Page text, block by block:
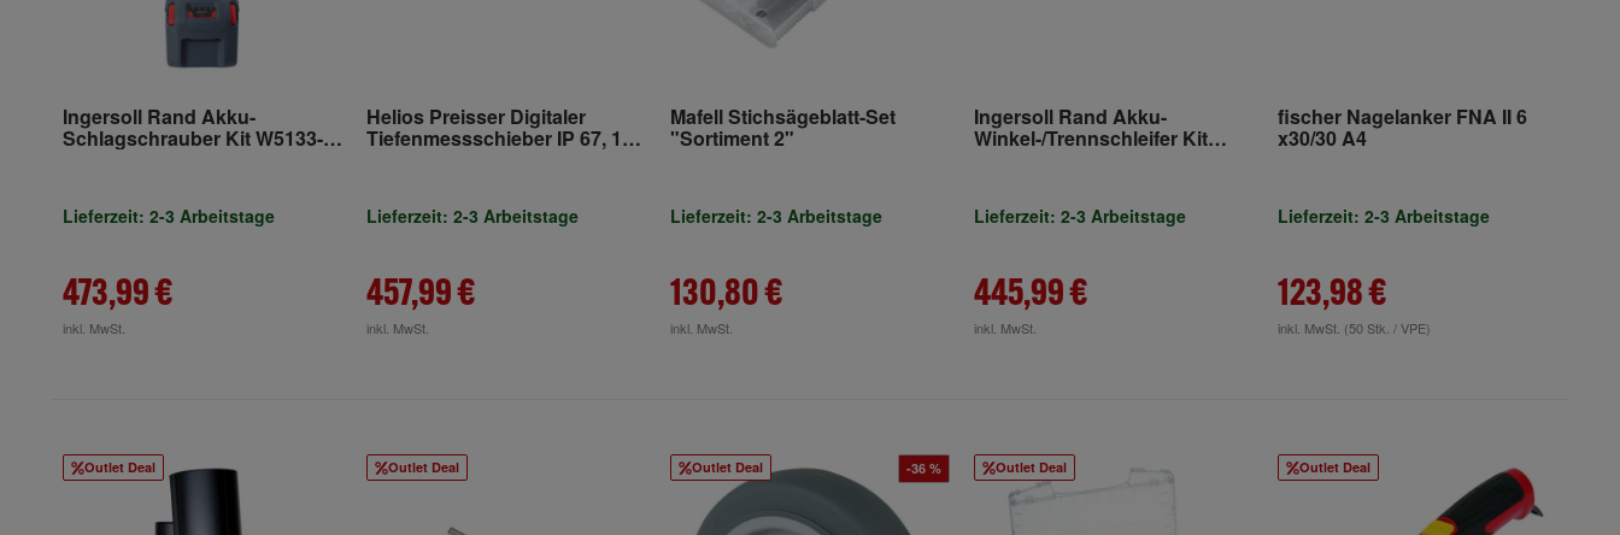
Ingersoll Rand Akku-
Schlagschrauber Kit W5133-
Lieferzeit: 2-3 Arbeitstage
473,99 €
inkl. MwSt.
Helios Preisser Digitaler
Tiefenmessschieber IP 67, 150
Lieferzeit: 2-3 Arbeitstage
457,99 €
inkl. MwSt.
Mafell Stichsägeblatt-Set
"Sortiment 2"
Lieferzeit: 2-3 Arbeitstage
130,80 €
inkl. MwSt.
Ingersoll Rand Akku-
Winkel-/Trennschleifer Kit
Lieferzeit: 2-3 Arbeitstage
445,99 €
inkl. MwSt.
fischer Nagelanker FNA II 6
x30/30 A4
Lieferzeit: 2-3 Arbeitstage
123,98 €
inkl. MwSt. (50 Stk. / VPE)
Outlet Deal Outlet Deal Outlet Deal -36 % Outlet Deal Outlet Deal